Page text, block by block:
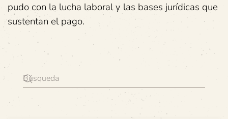
pudo con la lucha laboral y las bases jurídicas que
sustentan el pago.